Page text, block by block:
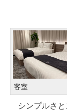
客室
シンプルさと